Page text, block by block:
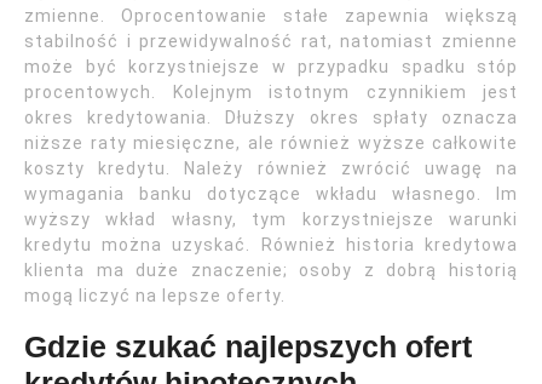
zmienne. Oprocentowanie stałe zapewnia większą
stabilność i przewidywalność rat, natomiast zmienne
może być korzystniejsze w przypadku spadku stóp
procentowych. Kolejnym istotnym czynnikiem jest
okres kredytowania. Dłuższy okres spłaty oznacza
niższe raty miesięczne, ale również wyższe całkowite
koszty kredytu. Należy również zwrócić uwagę na
wymagania banku dotyczące wkładu własnego. Im
wyższy wkład własny, tym korzystniejsze warunki
kredytu można uzyskać. Również historia kredytowa
klienta ma duże znaczenie; osoby z dobrą historią
mogą liczyć na lepsze oferty.
Gdzie szukać najlepszych ofert